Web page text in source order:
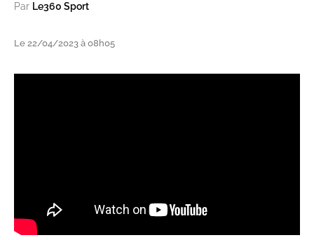
Par Le360 Sport
Le 22/04/2023 à 08h05